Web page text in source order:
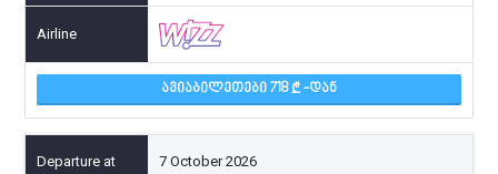
ᲐᲕᲘᲐᲑᲘᲚᲔᲗᲔᲑᲘ 718 -ᲓᲐᲜ
7 October 2026